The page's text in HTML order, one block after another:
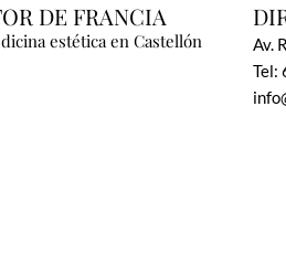
DE FRANCIA
estética en Castellón
Av.
Tel: